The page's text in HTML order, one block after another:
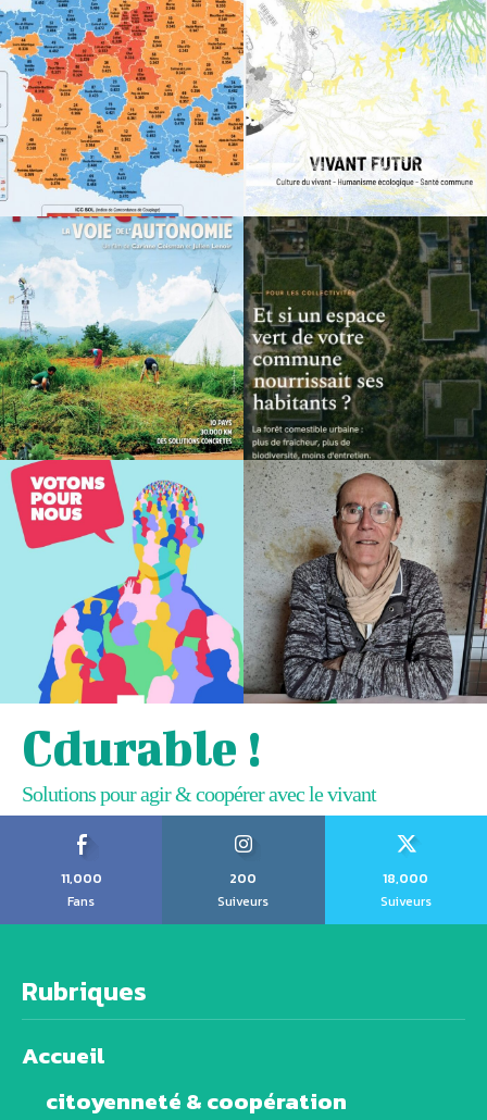
Cdurable !
Solutions pour agir & coopérer avec le vivant
11,000
Fans
200
Suiveurs
18,000
Suiveurs
Rubriques
Accueil
citoyenneté & coopération